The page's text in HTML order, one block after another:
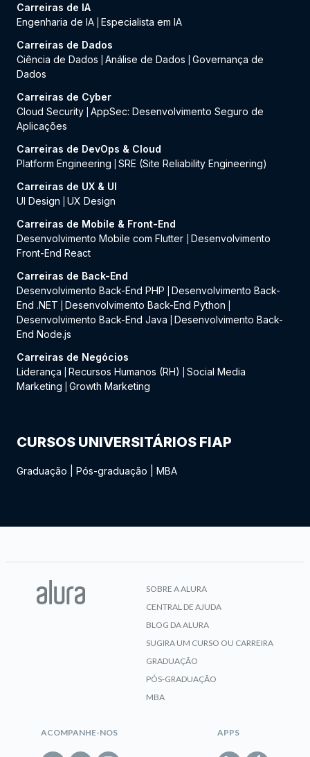
Carreiras de IA
Engenharia de IA Especialista em IA
Carreiras de Dados
Ciência de Dados
Análise de Dados
Governança de
Dados
Carreiras de Cyber
Cloud Security AppSec: Desenvolvimento Seguro de
Aplicações
Carreiras de DevOps & Cloud
Platform Engineering
SRE (Site Reliability Engineering)
Carreiras de UX & UI
UI Design
UX Design
Carreiras de Mobile & Front-End
Desenvolvimento Mobile com Flutter
Desenvolvimento
Front-End React
Carreiras de Back-End
Desenvolvimento Back-End PHP
Desenvolvimento Back-
End .NET
Desenvolvimento Back-End Python
Desenvolvimento Back-End Java
Desenvolvimento Back-
End Node.js
Carreiras de Negócios
Liderança
Recursos Humanos (RH)
Social Media
Marketing
Growth Marketing
CURSOS UNIVERSITÁRIOS FIAP
Graduação Pós-graduação MBA
SOBRE A ALURA
CENTRAL DE AJUDA
BLOG DA ALURA
SUGIRA UM CURSO OU CARREIRA
GRADUAÇÃO
PÓS-GRADUAÇÃO
MBA
ACOMPANHE-NOS APPS